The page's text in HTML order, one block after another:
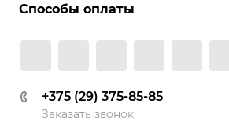
Способы оплаты
+375 (29) 375-85-85
Заказать звонок